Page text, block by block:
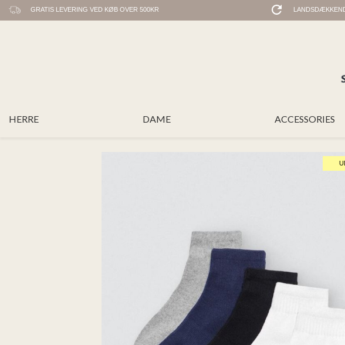
GRATIS LEVERING VED KØB OVER 500KR
HERRE DAME ACCESSORIES